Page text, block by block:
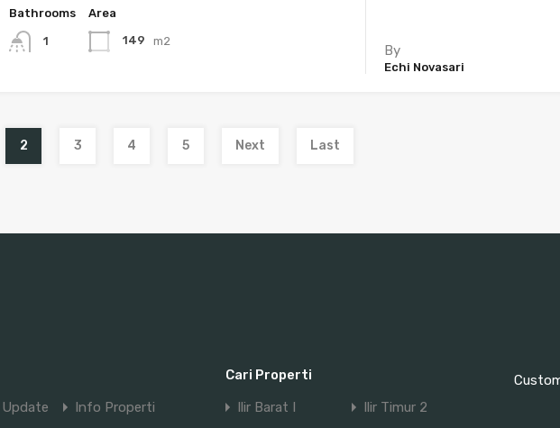
Bathrooms
1
Area
149 m2
By
Echi Novasari
2 3 4 5 Next Last
Update
Info Properti
Cari Properti
Ilir Barat I
Ilir Timur 2